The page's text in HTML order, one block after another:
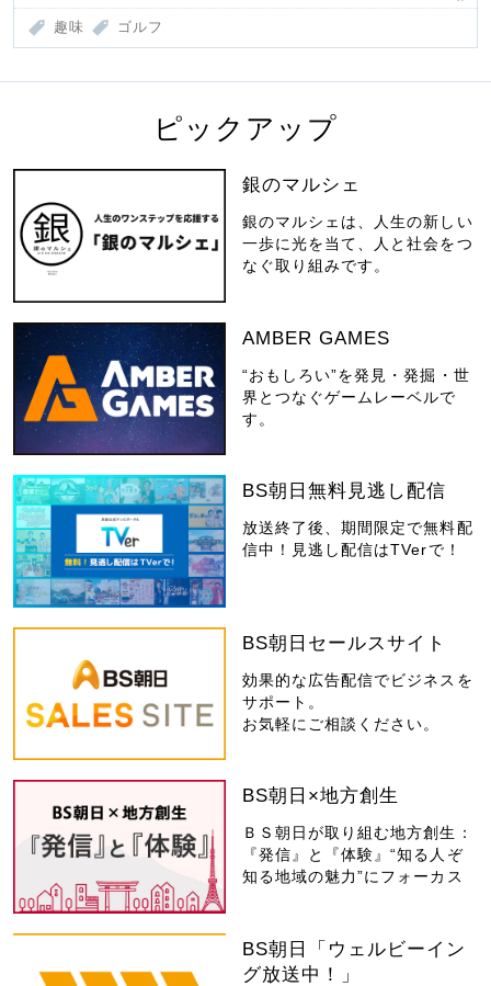
趣味 ゴルフ
ピックアップ
銀のマルシェ
銀のマルシェは、人生の新しい
一歩に光を当て、人と社会をつ
なぐ取り組みです。
AMBER GAMES
“おもしろい”を発見・発掘・世
界とつなぐゲームレーベルで
す。
BS朝日無料見逃し配信
放送終了後、期間限定で無料配
信中！見逃し配信はTVerで！
BS朝日セールスサイト
効果的な広告配信でビジネスを
サポート。
お気軽にご相談ください。
BS朝日×地方創生
ＢＳ朝日が取り組む地方創生：
『発信』と『体験』“知る人ぞ
知る地域の魅力”にフォーカス
BS朝日「ウェルビーイン
グ放送中！」